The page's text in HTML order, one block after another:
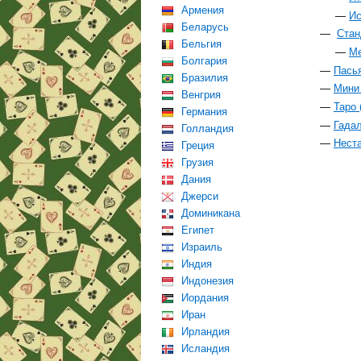
Армения
Беларусь
Бельгия
Болгария
Бразилия
Венгрия
Германия
Голландия
Греция
Грузия
Дания
Джерси
Доминикана
Египет
Израиль
Индия
Индонезия
Иордания
Иран
Ирландия
Исландия
Мини
Таро